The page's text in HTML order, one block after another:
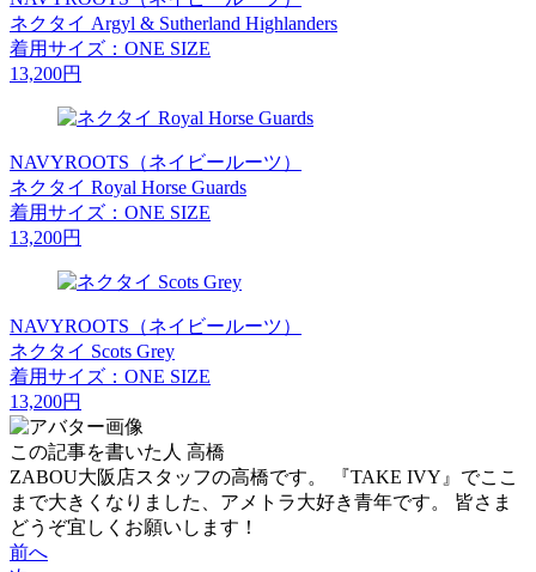
ネクタイ Argyl & Sutherland Highlanders
着用サイズ：ONE SIZE
13,200円
NAVYROOTS（ネイビールーツ）
ネクタイ Royal Horse Guards
着用サイズ：ONE SIZE
13,200円
NAVYROOTS（ネイビールーツ）
ネクタイ Scots Grey
着用サイズ：ONE SIZE
13,200円
この記事を書いた人 高橋
ZABOU大阪店スタッフの高橋です。 『TAKE IVY』でここ
まで大きくなりました、アメトラ大好き青年です。 皆さま
どうぞ宜しくお願いします！
前へ